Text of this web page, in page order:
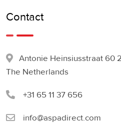
Contact
Antonie Heinsiusstraat 60
The Netherlands
+31 65 11 37 656
info@aspadirect.com